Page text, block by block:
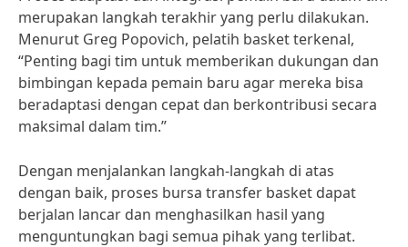
merupakan langkah terakhir yang perlu dilakukan.
Menurut Greg Popovich, pelatih basket terkenal,
“Penting bagi tim untuk memberikan dukungan dan
bimbingan kepada pemain baru agar mereka bisa
beradaptasi dengan cepat dan berkontribusi secara
maksimal dalam tim.”
Dengan menjalankan langkah-langkah di atas
dengan baik, proses bursa transfer basket dapat
berjalan lancar dan menghasilkan hasil yang
menguntungkan bagi semua pihak yang terlibat.